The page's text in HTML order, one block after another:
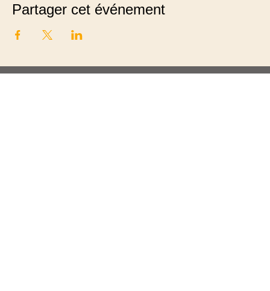
Partager cet événement